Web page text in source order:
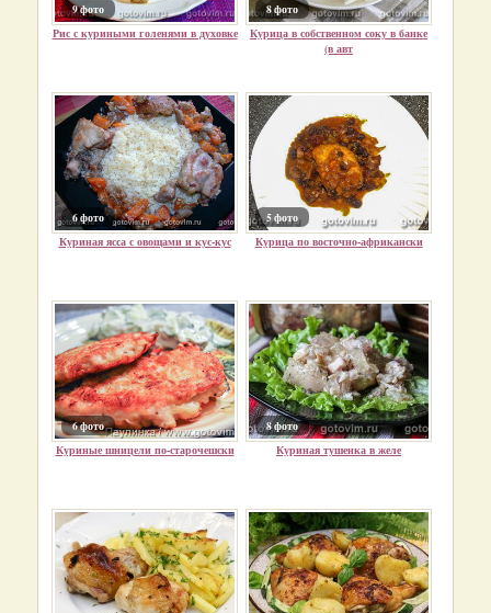
9 фото
Рис с куриными голенями в духовке
8 фото
Курица в собственном соку в банке
(в авт
6 фото
Куриная ясса с овощами и кус-кус
5 фото
Курица по восточно-африкански
6 фото
Куриные шницели по-старочешски
8 фото
Куриная тушенка в желе